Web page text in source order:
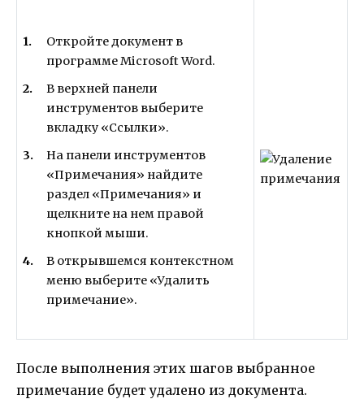
Откройте документ в
программе Microsoft Word.
В верхней панели
инструментов выберите
вкладку «Ссылки».
На панели инструментов
«Примечания» найдите
раздел «Примечания» и
щелкните на нем правой
кнопкой мыши.
В открывшемся контекстном
меню выберите «Удалить
примечание».
После выполнения этих шагов выбранное
примечание будет удалено из документа.